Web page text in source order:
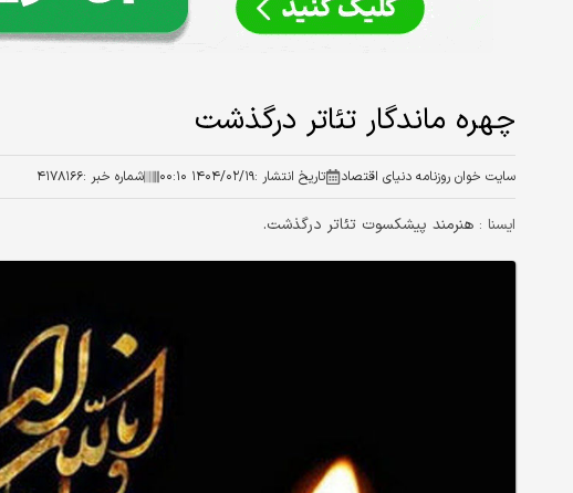
چهره ماندگار تئاتر درگذشت
سایت خوان روزنامه دنیای اقتصاد تاریخ انتشار :۱۴۰۴/۰۲/۱۹ ۰۰:۱۰ شماره خبر :۴۱۷۸۱۶۶
ایسنا : هنرمند پیشکسوت تئاتر درگذشت.